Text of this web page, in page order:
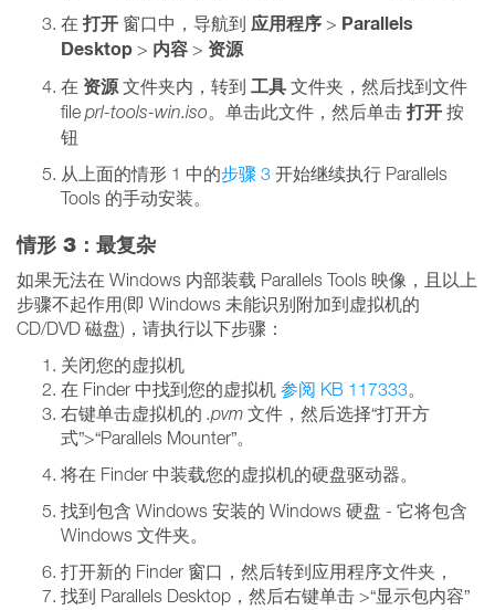
在 打开 窗口中，导航到 应用程序 > Parallels
Desktop > 内容 > 资源
在 资源 文件夹内，转到 工具 文件夹，然后找到文件
file prl-tools-win.iso。单击此文件，然后单击 打开 按
钮
从上面的情形 1 中的步骤 3 开始继续执行 Parallels
Tools 的手动安装。
情形 3：最复杂
如果无法在 Windows 内部装载 Parallels Tools 映像，且以上
步骤不起作用(即 Windows 未能识别附加到虚拟机的
CD/DVD 磁盘)，请执行以下步骤：
关闭您的虚拟机
在 Finder 中找到您的虚拟机 参阅 KB 117333。
右键单击虚拟机的 .pvm 文件，然后选择“打开方
式”>“Parallels Mounter”。
将在 Finder 中装载您的虚拟机的硬盘驱动器。
找到包含 Windows 安装的 Windows 硬盘 - 它将包含
Windows 文件夹。
打开新的 Finder 窗口，然后转到应用程序文件夹，
找到 Parallels Desktop，然后右键单击 >“显示包内容”